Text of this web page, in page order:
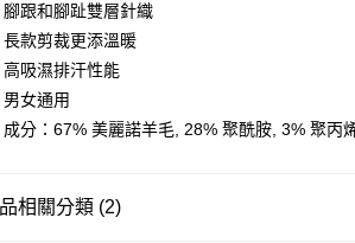
運送方式
店到店
NT$80，滿NT$10,000(含以上)免運費
NT$80，滿NT$10,000(含以上)免運費
腳跟和腳趾雙層針織
長款剪裁更添溫暖
高吸濕排汗性能
男女通用
成分：67% 美麗諾羊毛, 28% 聚酰胺, 3% 聚丙
相關分類 (2)